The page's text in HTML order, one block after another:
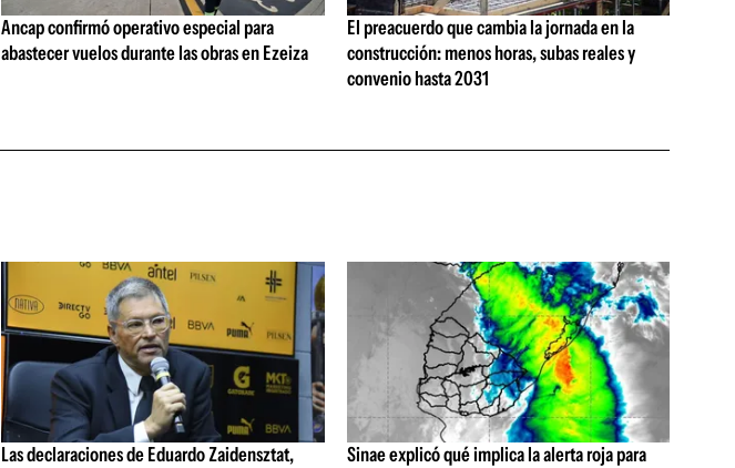
Ancap confirmó operativo especial para
abastecer vuelos durante las obras en Ezeiza
El preacuerdo que cambia la jornada en la
construcción: menos horas, subas reales y
convenio hasta 2031
Las declaraciones de Eduardo Zaidensztat, Sinae explicó qué implica la alerta roja para